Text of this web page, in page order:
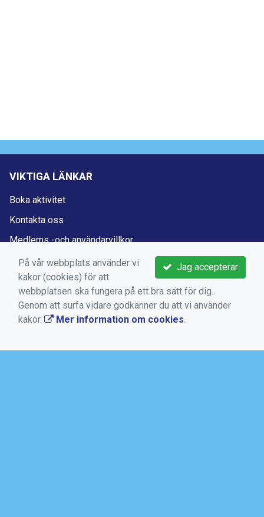
VIKTIGA LÄNKAR
Boka aktivitet
Kontakta oss
Medlems -och användarvillkor
Bokningsvillkor
Dataskyddsförordningen (GDPR)
Mer information om cookies
Jag accepterar
På vår webbplats använder vi
kakor (cookies) för att
webbplatsen ska fungera på ett bra sätt för dig.
Genom att surfa vidare godkänner du att vi använder
kakor.
Mer information om cookies.